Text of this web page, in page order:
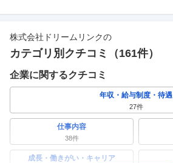
株式会社ドリームリンクの
カテゴリ別クチコミ（161件）
企業に関するクチコミ
年収・給与制度・待遇
27件
仕事内容
38件
成長・働きがい・キャリア